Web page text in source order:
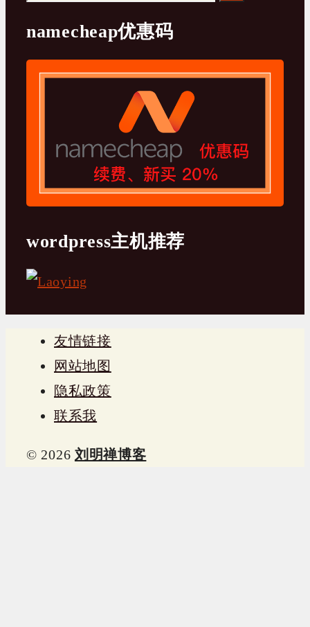
namecheap优惠码
wordpress主机推荐
友情链接
网站地图
隐私政策
联系我
© 2026 刘明禅博客